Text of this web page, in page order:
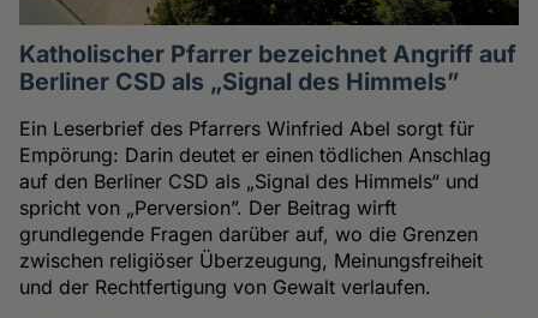
Katholischer Pfarrer bezeichnet Angriff auf
Berliner CSD als „Signal des Himmels”
Ein Leserbrief des Pfarrers Winfried Abel sorgt für
Empörung: Darin deutet er einen tödlichen Anschlag
auf den Berliner CSD als „Signal des Himmels“ und
spricht von „Perversion”. Der Beitrag wirft
grundlegende Fragen darüber auf, wo die Grenzen
zwischen religiöser Überzeugung, Meinungsfreiheit
und der Rechtfertigung von Gewalt verlaufen.